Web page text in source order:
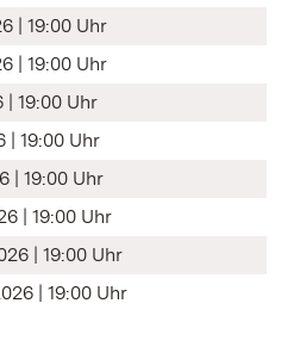
| 19:00 Uhr
| 19:00 Uhr
19:00 Uhr
| 19:00 Uhr
| 19:00 Uhr
| 19:00 Uhr
| 19:00 Uhr
| 19:00 Uhr